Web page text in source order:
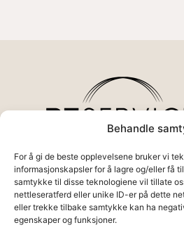
Behandle
For å gi de beste opplevelsene bruker vi
informasjonskapsler for å lagre og/eller få
samtykke til disse teknologiene vil tillate
nettleseratferd eller unike ID-er på dette
eller trekke tilbake samtykke kan ha
egenskaper og funksjoner.
Det settes stor fokus på resultat
trening. Siden all trening/
med instruktør/behandler, styres